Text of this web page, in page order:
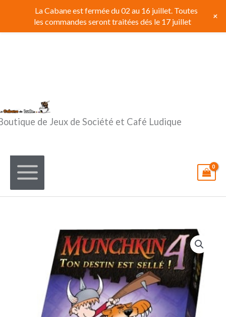
contenu
de Jeux de Société et Café Ludique
La Cabane est fermée du 02 au 16 juillet. Toutes
les commandes seront traitées dés le 17 juillet
+